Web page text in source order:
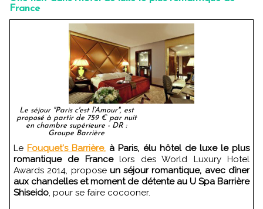
France
Le séjour "Paris c'est l’Amour", est
proposé à partir de 759 € par nuit
en chambre supérieure - DR :
Groupe Barrière
Le Fouquet's Barrière, à Paris, élu hôtel de luxe le plus
romantique de Francelors des World Luxury Hotel
Awards 2014, propose un séjour romantique, avec dîner
aux chandelles et moment de détente au U Spa Barrière
Shiseido, pour se faire cocooner.